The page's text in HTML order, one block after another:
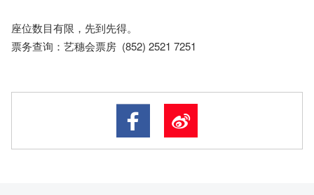
座​位​数目​有​限​，先到先得。
票务查询：艺穗会票房 (852) 2521 7251